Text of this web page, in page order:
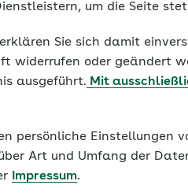
um die Seite
Sie sich damit
widerrufen oder geändert
ausgeführt. Mit
persönliche Einstellungen
Art und Umfang der
Impressum.